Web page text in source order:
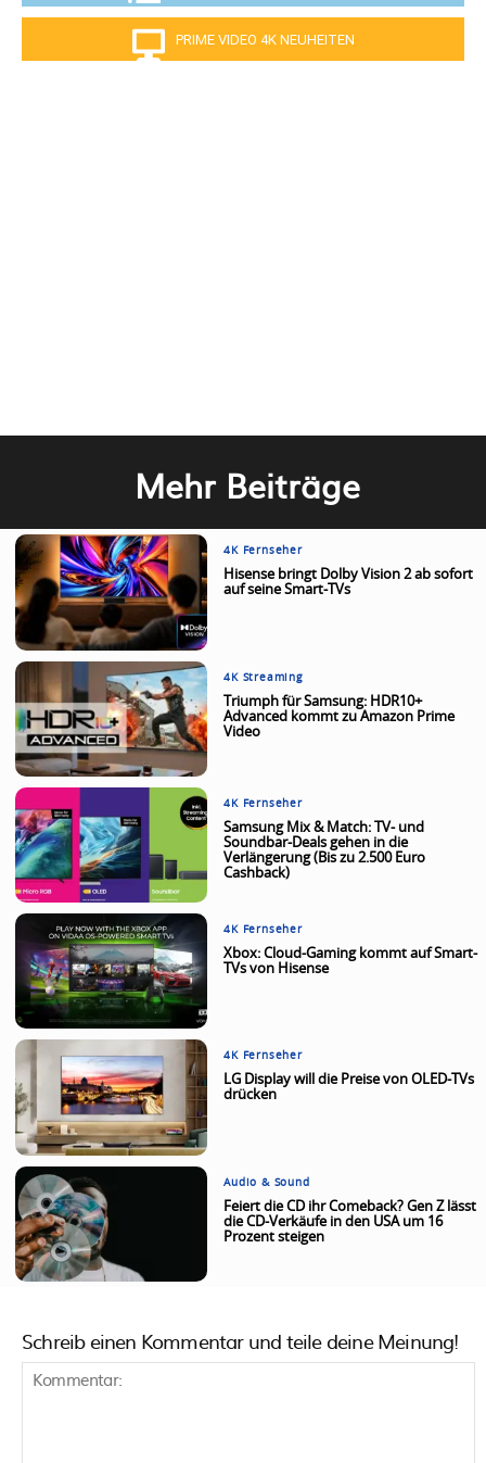
PRIME VIDEO 4K NEUHEITEN
Mehr Beiträge
4K Fernseher
Hisense bringt Dolby Vision 2 ab sofort
auf seine Smart-TVs
4K Streaming
Triumph für Samsung: HDR10+
Advanced kommt zu Amazon Prime
Video
4K Fernseher
Samsung Mix & Match: TV- und
Soundbar-Deals gehen in die
Verlängerung (Bis zu 2.500 Euro
Cashback)
4K Fernseher
Xbox: Cloud-Gaming kommt auf Smart-
TVs von Hisense
4K Fernseher
LG Display will die Preise von OLED-TVs
drücken
Audio & Sound
Feiert die CD ihr Comeback? Gen Z lässt
die CD-Verkäufe in den USA um 16
Prozent steigen
Schreib einen Kommentar und teile deine Meinung!